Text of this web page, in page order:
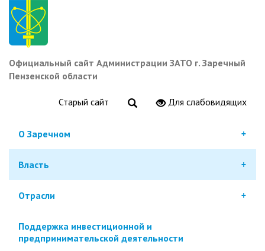
Перейти
основному
содержанию
Официальный сайт Администрации ЗАТО г. Заречный
Пензенской области
Старый сайт Для слабовидящих
О Заречном
Власть
Отрасли
Поддержка инвестиционной и
предпринимательской деятельности